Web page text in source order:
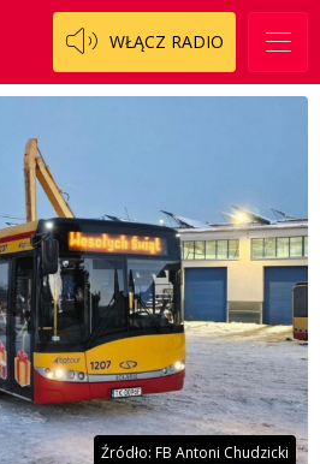
WŁĄCZ RADIO
Źródło: FB Antoni Chudzicki